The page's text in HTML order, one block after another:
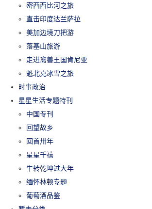
密西西比河之旅
直击印度达兰萨拉
美加边境刀把游
落基山旅游
走进禽兽王国肯尼亚
魁北克冰雪之旅
时事政治
星星生活专题特刊
中国专刊
回望故乡
回首卅年
星星千禧
牛转乾坤过大年
缅怀林顿专题
葡萄酒品鉴